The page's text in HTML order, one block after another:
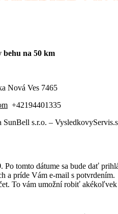
behu na 50 km
Nová Ves 7465
+42194401335
s.r.o. –
. Po tomto dátume sa bude dať
a príde Vám e-mail s potvrdením.
To vám umožní robiť